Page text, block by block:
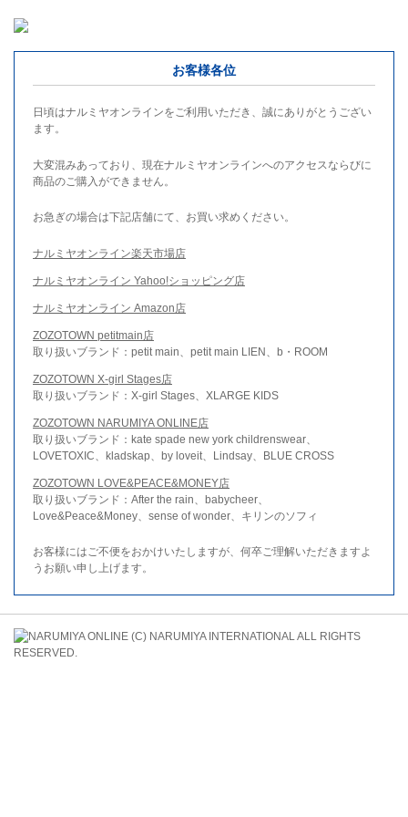
お客様各位
日頃はナルミヤオンラインをご利用いただき、誠にありがとうござい
ます。
大変混みあっており、現在ナルミヤオンラインへのアクセスならびに
商品のご購入ができません。
お急ぎの場合は下記店舗にて、お買い求めください。
ナルミヤオンライン楽天市場店
ナルミヤオンライン Yahoo!ショッピング店
ナルミヤオンライン Amazon店
ZOZOTOWN petitmain店
取り扱いブランド：petit main、petit main LIEN、b・ROOM
ZOZOTOWN X-girl Stages店
取り扱いブランド：X-girl Stages、XLARGE KIDS
ZOZOTOWN NARUMIYA ONLINE店
取り扱いブランド：kate spade new york childrenswear、
LOVETOXIC、kladskap、by loveit、Lindsay、BLUE CROSS
ZOZOTOWN LOVE&PEACE&MONEY店
取り扱いブランド：After the rain、babycheer、
Love&Peace&Money、sense of wonder、キリンのソフィ
お客様にはご不便をおかけいたしますが、何卒ご理解いただきますよ
うお願い申し上げます。